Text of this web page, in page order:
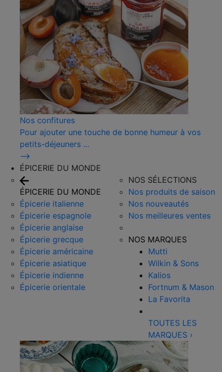
Nos confitures
Pour ajouter une touche de bonne humeur à vos
petits-déjeuners ...
⟶
ÉPICERIE DU MONDE
ÉPICERIE DU MONDE
Épicerie italienne
Épicerie espagnole
Épicerie anglaise
Épicerie grecque
Épicerie américaine
Épicerie asiatique
Épicerie indienne
Épicerie orientale
NOS SÉLECTIONS
Nos produits de saison
Nos nouveautés
Nos meilleures ventes
NOS MARQUES
Mutti
Wilkin & Sons
Kalios
Fortnum & Mason
La Favorita
TOUTES LES
MARQUES ›